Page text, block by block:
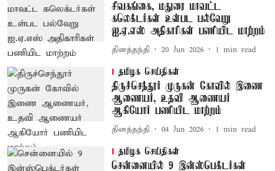
சிவகங்கை, மதுரை மாவட்ட
கலெக்டர்கள் உள்பட பல்வேறு
ஐ.ஏ.எஸ் அதிகாரிகள் பணியிட மாற்றம்
தினத்தந்தி 20 Jun 2026 1 min read
தமிழக செய்திகள்
திருச்செந்தூர் முருகன் கோவில் இணை
ஆணையர், உதவி ஆணையர்
ஆகியோர் பணியிட மாற்றம்
தினத்தந்தி 04 Jun 2026 1 min read
தமிழக செய்திகள்
சென்னையில் 9 இன்ஸ்பெக்டர்கள்